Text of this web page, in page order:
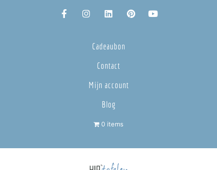
Cadeaubon
Contact
Mijn account
Blog
0 items